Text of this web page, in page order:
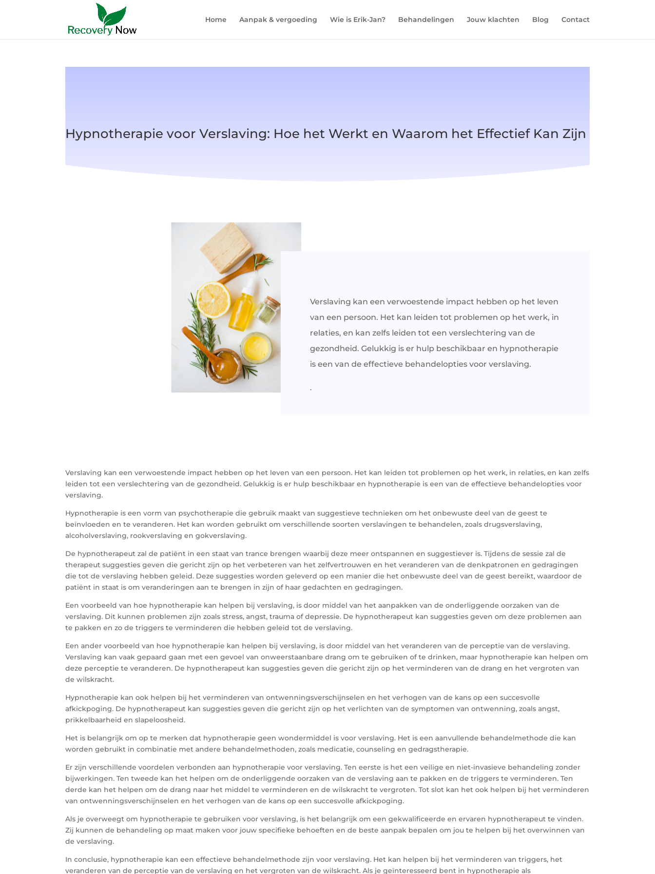
Home Aanpak & vergoeding Wie is Erik-Jan? Behandelingen Jouw klachten Blog Contact
Hypnotherapie voor Verslaving: Hoe het Werkt en Waarom het Effectief Kan Zijn
Verslaving kan een verwoestende impact hebben op het leven
van een persoon. Het kan leiden tot problemen op het werk, in
relaties, en kan zelfs leiden tot een verslechtering van de
gezondheid. Gelukkig is er hulp beschikbaar en hypnotherapie
is een van de effectieve behandelopties voor verslaving.
.
Verslaving kan een verwoestende impact hebben op het leven van een persoon. Het kan leiden tot problemen op het werk, in relaties, en kan zelfs
leiden tot een verslechtering van de gezondheid. Gelukkig is er hulp beschikbaar en hypnotherapie is een van de effectieve behandelopties voor
verslaving.
Hypnotherapie is een vorm van psychotherapie die gebruik maakt van suggestieve technieken om het onbewuste deel van de geest te
beïnvloeden en te veranderen. Het kan worden gebruikt om verschillende soorten verslavingen te behandelen, zoals drugsverslaving,
alcoholverslaving, rookverslaving en gokverslaving.
De hypnotherapeut zal de patiënt in een staat van trance brengen waarbij deze meer ontspannen en suggestiever is. Tijdens de sessie zal de
therapeut suggesties geven die gericht zijn op het verbeteren van het zelfvertrouwen en het veranderen van de denkpatronen en gedragingen
die tot de verslaving hebben geleid. Deze suggesties worden geleverd op een manier die het onbewuste deel van de geest bereikt, waardoor de
patiënt in staat is om veranderingen aan te brengen in zijn of haar gedachten en gedragingen.
Een voorbeeld van hoe hypnotherapie kan helpen bij verslaving, is door middel van het aanpakken van de onderliggende oorzaken van de
verslaving. Dit kunnen problemen zijn zoals stress, angst, trauma of depressie. De hypnotherapeut kan suggesties geven om deze problemen aan
te pakken en zo de triggers te verminderen die hebben geleid tot de verslaving.
Een ander voorbeeld van hoe hypnotherapie kan helpen bij verslaving, is door middel van het veranderen van de perceptie van de verslaving.
Verslaving kan vaak gepaard gaan met een gevoel van onweerstaanbare drang om te gebruiken of te drinken, maar hypnotherapie kan helpen om
deze perceptie te veranderen. De hypnotherapeut kan suggesties geven die gericht zijn op het verminderen van de drang en het vergroten van
de wilskracht.
Hypnotherapie kan ook helpen bij het verminderen van ontwenningsverschijnselen en het verhogen van de kans op een succesvolle
afkickpoging. De hypnotherapeut kan suggesties geven die gericht zijn op het verlichten van de symptomen van ontwenning, zoals angst,
prikkelbaarheid en slapeloosheid.
Het is belangrijk om op te merken dat hypnotherapie geen wondermiddel is voor verslaving. Het is een aanvullende behandelmethode die kan
worden gebruikt in combinatie met andere behandelmethoden, zoals medicatie, counseling en gedragstherapie.
Er zijn verschillende voordelen verbonden aan hypnotherapie voor verslaving. Ten eerste is het een veilige en niet-invasieve behandeling zonder
bijwerkingen. Ten tweede kan het helpen om de onderliggende oorzaken van de verslaving aan te pakken en de triggers te verminderen. Ten
derde kan het helpen om de drang naar het middel te verminderen en de wilskracht te vergroten. Tot slot kan het ook helpen bij het verminderen
van ontwenningsverschijnselen en het verhogen van de kans op een succesvolle afkickpoging.
Als je overweegt om hypnotherapie te gebruiken voor verslaving, is het belangrijk om een gekwalificeerde en ervaren hypnotherapeut te vinden.
Zij kunnen de behandeling op maat maken voor jouw specifieke behoeften en de beste aanpak bepalen om jou te helpen bij het overwinnen van
de verslaving.
In conclusie, hypnotherapie kan een effectieve behandelmethode zijn voor verslaving. Het kan helpen bij het verminderen van triggers, het
veranderen van de perceptie van de verslaving en het vergroten van de wilskracht. Als je geïnteresseerd bent in hypnotherapie als